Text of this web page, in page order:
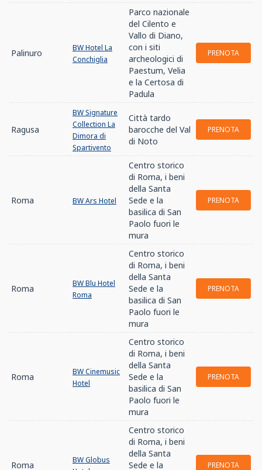
Palinuro
BW Hotel La
Conchiglia
Parco nazionale
del Cilento e
Vallo di Diano,
con i siti
archeologici di
Paestum, Velia
e la Certosa di
Padula
PRENOTA
Ragusa
BW Signature
Collection La
Dimora di
Spartivento
Città tardo
barocche del Val
di Noto
PRENOTA
Roma BW Ars Hotel
Centro storico
di Roma, i beni
della Santa
Sede e la
basilica di San
Paolo fuori le
mura
PRENOTA
Roma
BW Blu Hotel
Roma
Centro storico
di Roma, i beni
della Santa
Sede e la
basilica di San
Paolo fuori le
mura
PRENOTA
Roma
BW Cinemusic
Hotel
Centro storico
di Roma, i beni
della Santa
Sede e la
basilica di San
Paolo fuori le
mura
PRENOTA
Roma
BW Globus
Centro storico
di Roma, i beni
della Santa
Sede e la
PRENOTA